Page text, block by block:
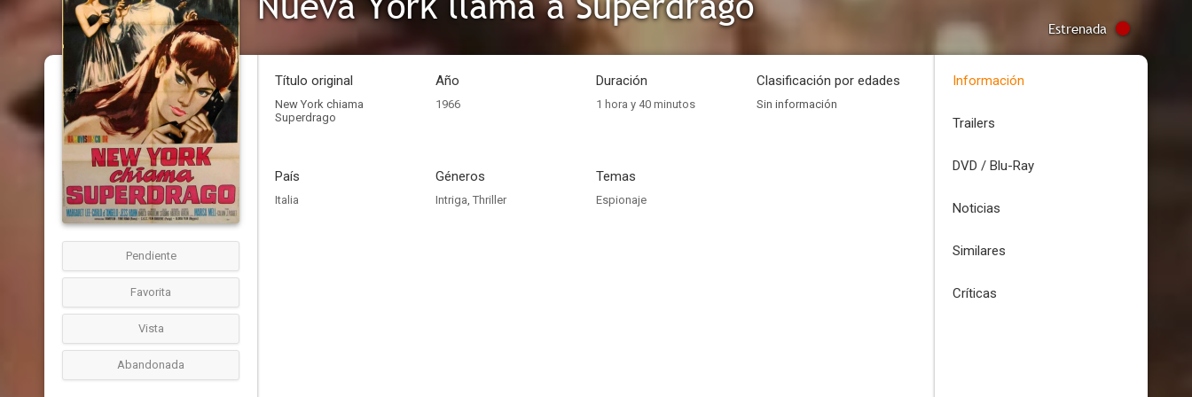
Estrenada
Pendiente
Favorita
Vista
Abandonada
Título original
New York chiama
Superdrago
Año
1966
Duración
1 hora y 40 minutos
Clasificación por edades
Sin información
País
Italia
Géneros
Intriga, Thriller
Temas
Espionaje
Información
Trailers
DVD / Blu-Ray
Noticias
Similares
Críticas